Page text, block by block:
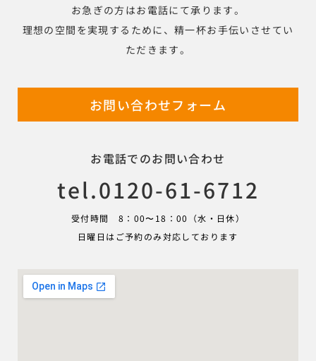
お急ぎの方はお電話にて承ります。
理想の空間を実現するために、精一杯お手伝いさせてい
ただきます。
お問い合わせフォーム
お電話でのお問い合わせ
tel.0120-61-6712
受付時間 8：00〜18：00（水・日休）
日曜日はご予約のみ対応しております